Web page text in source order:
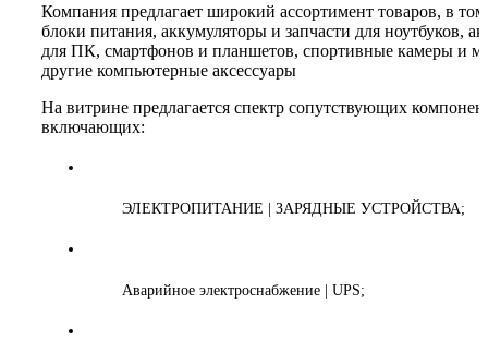
Компания предлагает широкий ассортимент товаров, в
блоки питания, аккумуляторы и запчасти для ноутбуков,
для ПК, смартфонов и планшетов, спортивные камеры и
другие компьютерные аксессуары
На витрине предлагается спектр сопутствующих
включающих:
ЭЛЕКТРОПИТАНИЕ | ЗАРЯДНЫЕ УСТРОЙСТВА;
Аварийное электроснабжение | UPS;